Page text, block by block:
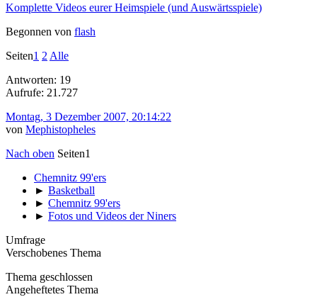
Komplette Videos eurer Heimspiele (und Auswärtsspiele)
Begonnen von flash
Seiten1 2 Alle
Antworten: 19
Aufrufe: 21.727
Montag, 3 Dezember 2007, 20:14:22
von Mephistopheles
Nach oben Seiten1
Chemnitz 99'ers
► Basketball
► Chemnitz 99'ers
► Fotos und Videos der Niners
Umfrage
Verschobenes Thema
Thema geschlossen
Angeheftetes Thema